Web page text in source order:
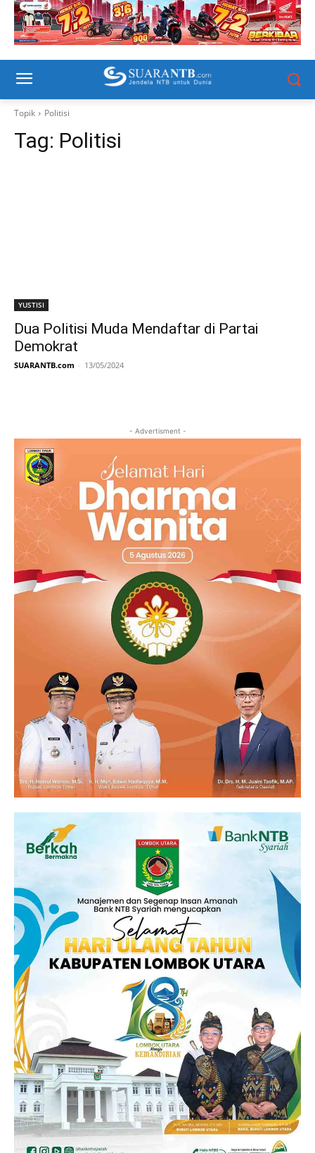
Topik Politisi
Tag: Politisi
YUSTISI
Dua Politisi Muda Mendaftar di Partai
Demokrat
SUARANTB.com - 13/05/2024
- Advertisment -